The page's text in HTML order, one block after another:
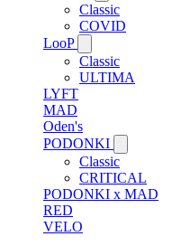
Classic
COVID
LooP
Classic
ULTIMA
LYFT
MAD
Oden's
PODONKI
Classic
CRITICAL
PODONKI x MAD
RED
VELO